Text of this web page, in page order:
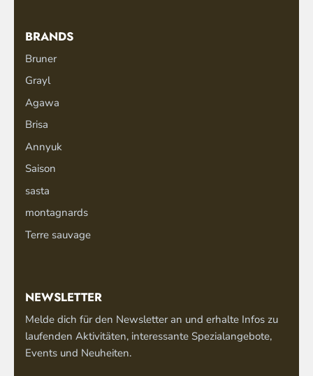
BRANDS
Bruner
Grayl
Agawa
Brisa
Annyuk
Saison
sasta
montagnards
Terre sauvage
NEWSLETTER
Melde dich für den Newsletter an und erhalte Infos zu
laufenden Aktivitäten, interessante Spezialangebote,
Events und Neuheiten.